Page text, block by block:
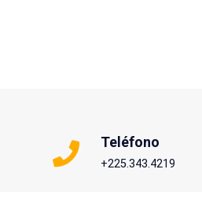
Teléfono
+225.343.4219